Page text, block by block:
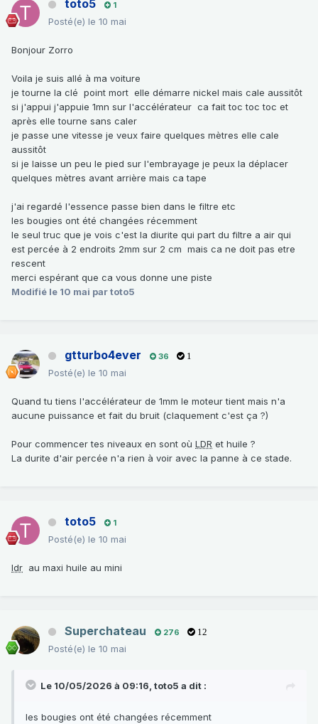
toto5 1
Posté(e) le 10 mai
Bonjour Zorro
Voila je suis allé à ma voiture
je tourne la clé point mort elle démarre nickel mais cale aussitôt
si j'appui j'appuie 1mn sur l'accélérateur ca fait toc toc toc et
après elle tourne sans caler
je passe une vitesse je veux faire quelques mètres elle cale
aussitôt
si je laisse un peu le pied sur l'embrayage je peux la déplacer
quelques mètres avant arrière mais ca tape
j'ai regardé l'essence passe bien dans le filtre etc
les bougies ont été changées récemment
le seul truc que je vois c'est la diurite qui part du filtre a air qui
est percée à 2 endroits 2mm sur 2 cm mais ca ne doit pas etre
rescent
merci espérant que ca vous donne une piste
Modifié le 10 mai par toto5
gtturbo4ever 36 1
Posté(e) le 10 mai
Quand tu tiens l'accélérateur de 1mm le moteur tient mais n'a
aucune puissance et fait du bruit (claquement c'est ça ?)
Pour commencer tes niveaux en sont où LDR et huile ?
La durite d'air percée n'a rien à voir avec la panne à ce stade.
toto5 1
Posté(e) le 10 mai
ldr au maxi huile au mini
Superchateau 276 12
Posté(e) le 10 mai
Le 10/05/2026 à 09:16, toto5 a dit :
les bougies ont été changées récemment